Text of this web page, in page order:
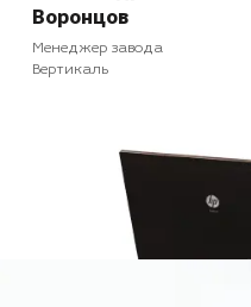
Воронцов
Менеджер завода
Вертикаль